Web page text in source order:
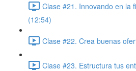
Clase #21. Innovando en la
(12:54)
Clase #22. Crea buenas
Clase #23. Estructura tus